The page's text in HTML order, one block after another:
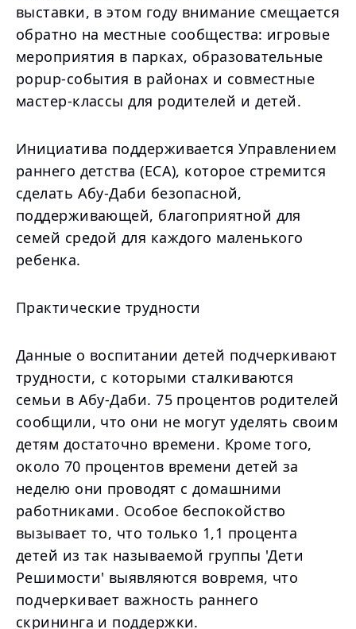
выставки, в этом году внимание смещается
обратно на местные сообщества: игровые
мероприятия в парках, образовательные
popup-события в районах и совместные
мастер-классы для родителей и детей.
Инициатива поддерживается Управлением
раннего детства (ECA), которое стремится
сделать Абу-Даби безопасной,
поддерживающей, благоприятной для
семей средой для каждого маленького
ребенка.
Практические трудности
Данные о воспитании детей подчеркивают
трудности, с которыми сталкиваются
семьи в Абу-Даби. 75 процентов родителей
сообщили, что они не могут уделять своим
детям достаточно времени. Кроме того,
около 70 процентов времени детей за
неделю они проводят с домашними
работниками. Особое беспокойство
вызывает то, что только 1,1 процента
детей из так называемой группы 'Дети
Решимости' выявляются вовремя, что
подчеркивает важность раннего
скрининга и поддержки.